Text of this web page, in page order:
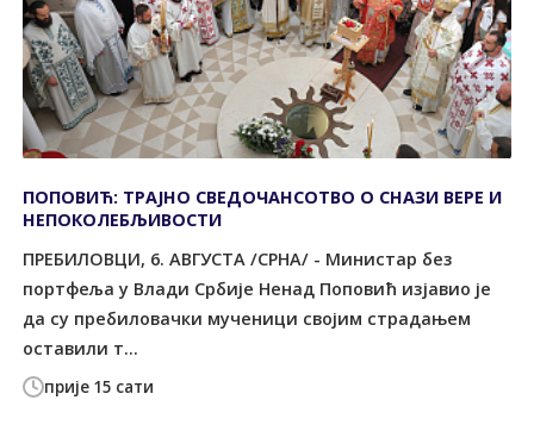
прије 15 сати
ПОПОВИЋ: ТРАЈНО СВЕДОЧАНСОТВО О СНАЗИ ВЕРЕ И
НЕПОКОЛЕБЉИВОСТИ
ПРЕБИЛОВЦИ, 6. АВГУСТА /СРНА/ - Министар без
портфеља у Влади Србије Ненад Поповић изјавио је
да су пребиловачки мученици својим страдањем
оставили т...